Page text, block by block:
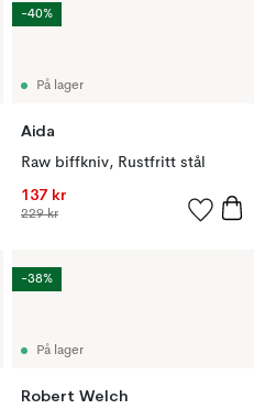
På lager
Aida
Raw biffkniv, Rustfritt stål
137 kr
229 kr
-40%
På lager
Robert Welch
-38%